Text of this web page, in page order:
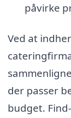
påvirke
Ved at
der passer
budget.